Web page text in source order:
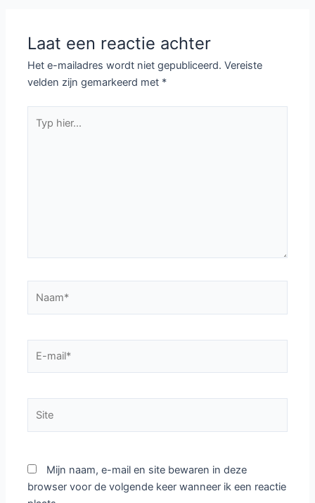
Laat een reactie achter
Het e-mailadres wordt niet gepubliceerd. Vereiste
velden zijn gemarkeerd met *
hier...
Mijn naam, e-mail en site bewaren in deze
browser voor de volgende keer wanneer ik een reactie